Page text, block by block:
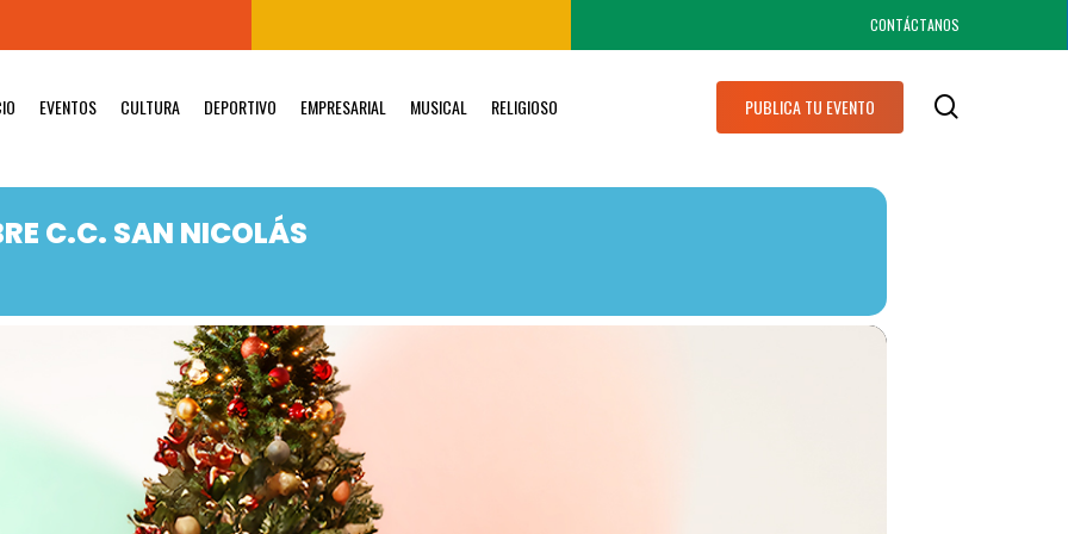
CONTÁCTANOS
EVENTOS CULTURA DEPORTIVO EMPRESARIAL MUSICAL RELIGIOSO PUBLICA TU EVENTO
C.C. SAN NICOLÁS